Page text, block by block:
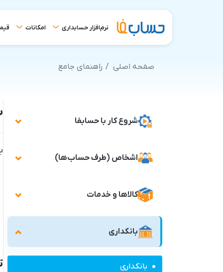
نرم‌افزار حسابداری امکانات
صفحه اصلی راهنمای جامع
شروع کار با حسابفا
اشخاص (طرف حساب‌ها)
کالاها و خدمات
بانکداری
بانکداری